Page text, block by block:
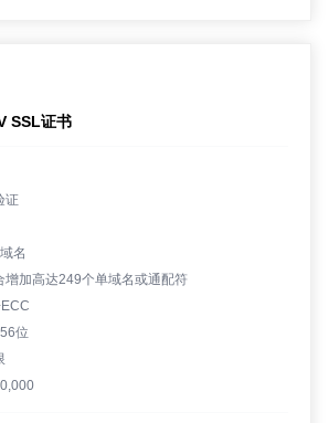
SSL证书
证
名
增加高达249个单域名或通配符
位